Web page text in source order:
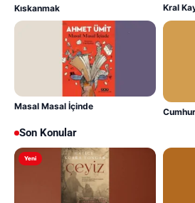
Kıskanmak Kral
Masal Masal İçinde
Son Konular
Yeni